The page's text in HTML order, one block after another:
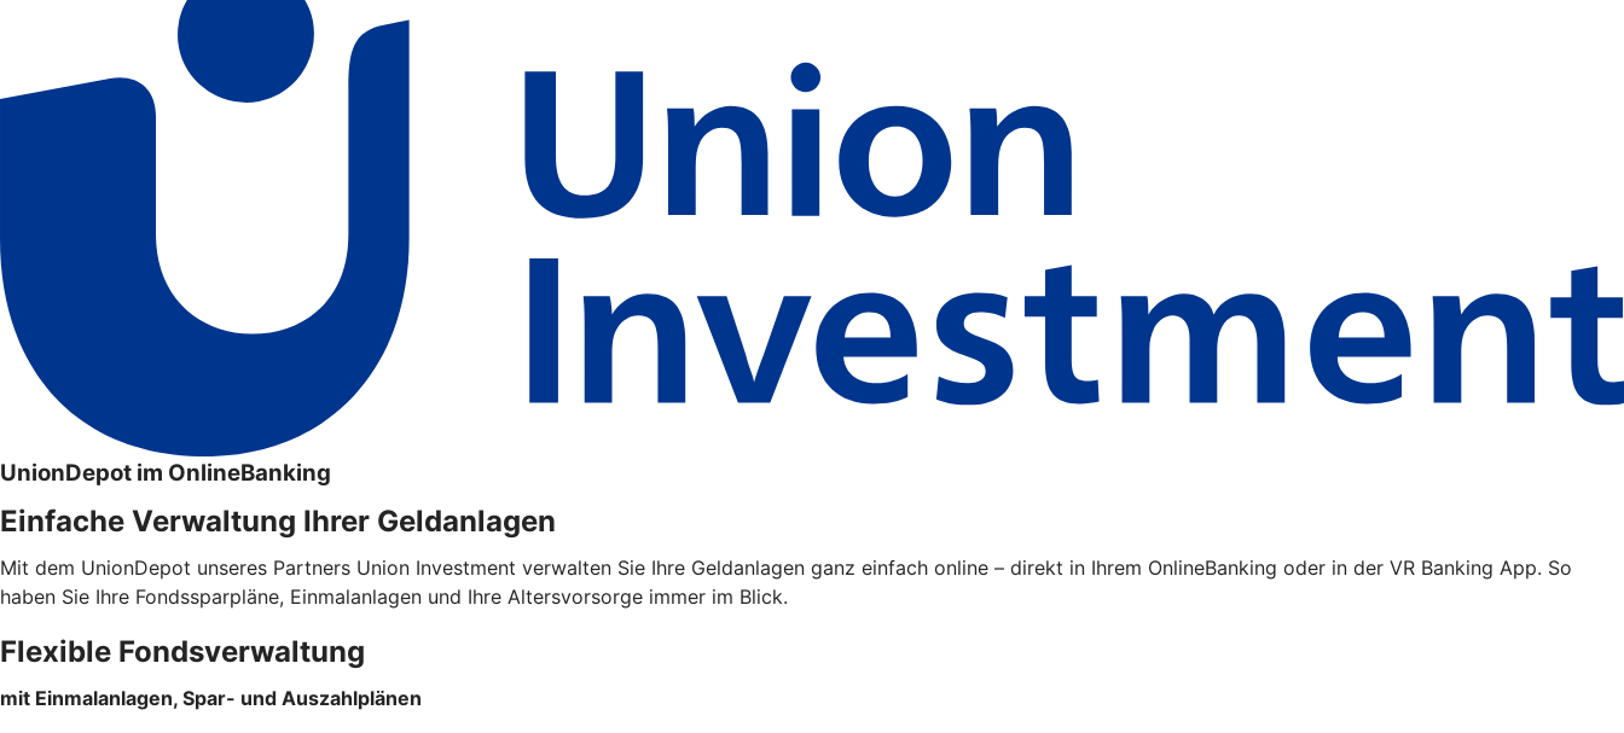
UnionDepot im OnlineBanking
Einfache Verwaltung Ihrer Geldanlagen
Mit dem UnionDepot unseres Partners Union Investment verwalten Sie Ihre Geldanlagen ganz einfach online – direkt in Ihrem OnlineBanking oder in der VR Banking App. So
haben Sie Ihre Fondssparpläne, Einmalanlagen und Ihre Altersvorsorge immer im Blick.
Flexible Fondsverwaltung
mit Einmalanlagen, Spar- und Auszahlplänen